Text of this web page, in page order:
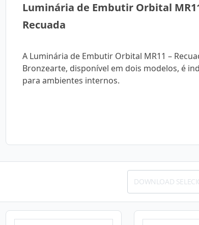
Luminária de Embutir Orbital
Recuada
A Luminária de Embutir Orbital MR11 –
Bronzearte, disponível em dois modelos, é
para ambientes internos.
DOWNLOAD